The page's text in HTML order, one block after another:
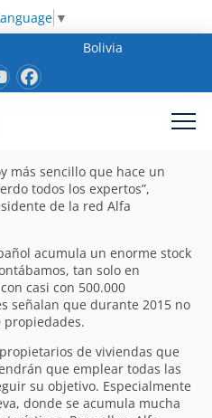
▼
Bolivia
más sencillo que hace un
todos los expertos”,
de la red Alfa
acumula un enorme stock
tan solo en
casi con 500.000
señalan que durante 2015 no
propiedades.
de viviendas que
que emplear todas las
su objetivo. Especialmente
donde se acumula mucha